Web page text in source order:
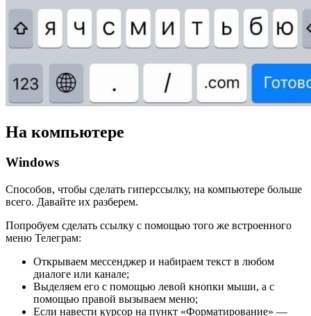
На компьютере
Windows
Способов, чтобы сделать гиперссылку, на компьютере больше
всего. Давайте их разберем.
Попробуем сделать ссылку с помощью того же встроенного
меню Телеграм:
Открываем мессенджер и набираем текст в любом
диалоге или канале;
Выделяем его с помощью левой кнопки мыши, а с
помощью правой вызываем меню;
Если навести курсор на пункт «Форматирование» —